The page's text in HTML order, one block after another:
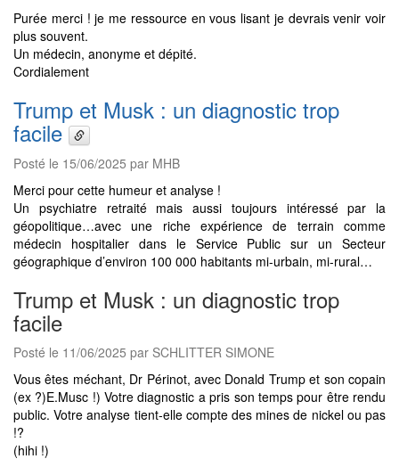
Purée merci ! je me ressource en vous lisant je devrais venir voir
plus souvent.
Un médecin, anonyme et dépité.
Cordialement
Trump et Musk : un diagnostic trop
facile
Posté le 15/06/2025 par MHB
Merci pour cette humeur et analyse !
Un psychiatre retraité mais aussi toujours intéressé par la
géopolitique…avec une riche expérience de terrain comme
médecin hospitalier dans le Service Public sur un Secteur
géographique d’environ 100 000 habitants mi-urbain, mi-rural…
Trump et Musk : un diagnostic trop
facile
Posté le 11/06/2025 par SCHLITTER SIMONE
Vous êtes méchant, Dr Périnot, avec Donald Trump et son copain
(ex ?)E.Musc !) Votre diagnostic a pris son temps pour être rendu
public. Votre analyse tient-elle compte des mines de nickel ou pas
!?
(hihi !)